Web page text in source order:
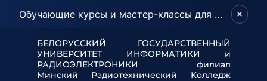
Обучающие курсы и мастер-классы для школьников и абитуриентов!
БЕЛОРУССКИЙ ГОСУДАРСТВЕННЫЙ
УНИВЕРСИТЕТ ИНФОРМАТИКИ и
РАДИОЭЛЕКТРОНИКИ филиал
Минский Радиотехнический Колледж